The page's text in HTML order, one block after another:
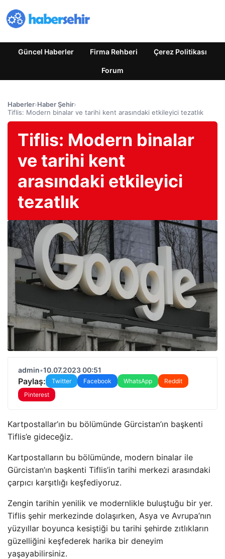
Güncel Haberler Firma Rehberi Çerez Politikası
Forum
Haberler›Haber Şehir›
Tiflis: Modern binalar ve tarihi kent arasındaki etkileyici tezatlık
Tiflis: Modern binalar
ve tarihi kent
arasındaki etkileyici
tezatlık
admin•10.07.2023 00:51
Paylaş: Twitter Facebook WhatsApp
Reddit
Pinterest
Kartpostallar’ın bu bölümünde Gürcistan’ın başkenti
Tiflis’e gideceğiz.
Kartpostalların bu bölümünde, modern binalar ile
Gürcistan’ın başkenti Tiflis’in tarihi merkezi arasındaki
çarpıcı karşıtlığı keşfediyoruz.
Zengin tarihin yenilik ve modernlikle buluştuğu bir yer.
Tiflis şehir merkezinde dolaşırken, Asya ve Avrupa’nın
yüzyıllar boyunca kesiştiği bu tarihi şehirde zıtlıkların
güzelliğini keşfederek harika bir deneyim
yaşayabilirsiniz.